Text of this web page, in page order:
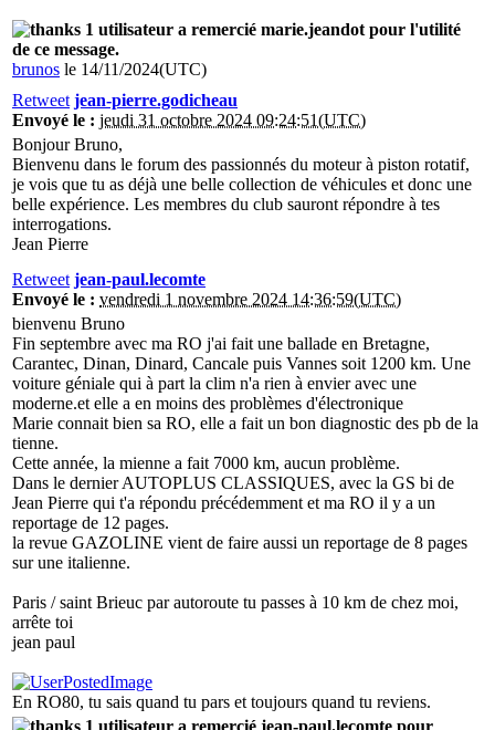
1 utilisateur a remercié marie.jeandot pour l'utilité
de ce message.
brunos le 14/11/2024(UTC)
Retweet jean-pierre.godicheau
Envoyé le : jeudi 31 octobre 2024 09:24:51(UTC)
Bonjour Bruno,
Bienvenu dans le forum des passionnés du moteur à piston rotatif,
je vois que tu as déjà une belle collection de véhicules et donc une
belle expérience. Les membres du club sauront répondre à tes
interrogations.
Jean Pierre
Retweet jean-paul.lecomte
Envoyé le : vendredi 1 novembre 2024 14:36:59(UTC)
bienvenu Bruno
Fin septembre avec ma RO j'ai fait une ballade en Bretagne,
Carantec, Dinan, Dinard, Cancale puis Vannes soit 1200 km. Une
voiture géniale qui à part la clim n'a rien à envier avec une
moderne.et elle a en moins des problèmes d'électronique
Marie connait bien sa RO, elle a fait un bon diagnostic des pb de la
tienne.
Cette année, la mienne a fait 7000 km, aucun problème.
Dans le dernier AUTOPLUS CLASSIQUES, avec la GS bi de
Jean Pierre qui t'a répondu précédemment et ma RO il y a un
reportage de 12 pages.
la revue GAZOLINE vient de faire aussi un reportage de 8 pages
sur une italienne.
Paris / saint Brieuc par autoroute tu passes à 10 km de chez moi,
arrête toi
jean paul
En RO80, tu sais quand tu pars et toujours quand tu reviens.